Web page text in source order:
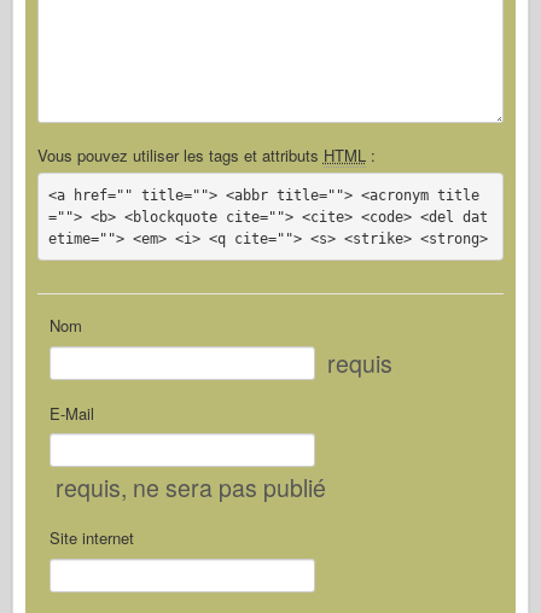
Vous pouvez utiliser les tags et attributs HTML:
<a href="" title=""> <abbr title=""> <acronym title
=""> <b> <blockquote cite=""> <cite> <code> <del dat
etime=""> <em> <i> <q cite=""> <s> <strike> <strong>
Nom
requis
E-Mail
requis, ne sera pas publié
Site internet